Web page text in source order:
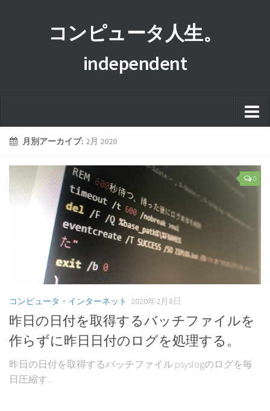
コンピュータ人生。
independent
ホーム
プライバシーポリシー
運営者情報
月別アーカイブ: 2月 2020
0
コンピュータ・インターネット 2020年2月8日
昨日の日付を取得するバッチファイルを
作らずに昨日日付のログを処理する。
昨日の日付を取得するバッチファイル psyslogのログを毎
日圧縮す...